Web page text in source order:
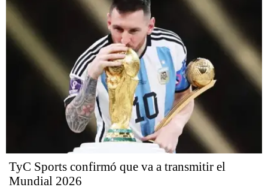
TyC Sports confirmó que va a transmitir el
Mundial 2026